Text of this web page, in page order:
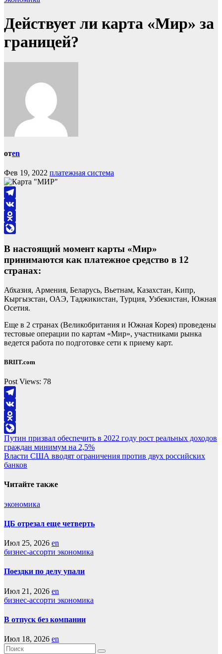
Действует ли карта «Мир» за
границей?
отen
Фев 19, 2022 платежная система
Telegram
VK
Odnoklassniki
В настоящий момент карты «Мир»
принимаются как платежное средство в 12
странах:
Абхазия, Армения, Беларусь, Вьетнам, Казахстан, Кипр,
Кыргызстан, ОАЭ, Таджикистан, Турция, Узбекистан, Южная
Осетия.
Еще в 2 странах (Великобритания и Южная Корея) проведены
тестовые операции по картам «Мир», участниками рынка
ведется работа по подготовке сети к приему карт.
BRIIT.com
Post Views: 78
Telegram
VK
Odnoklassniki
LiveJournal
Навигация
по
записям
Путин призвал обеспечить в 2022 году рост реальных доходов
граждан минимум на 2,5%
Власти США вводят ограничения против двух российских
банков
Читайте также
экономика
ЦБ отрезал еще четверть
Июл 25, 2026 en
бизнес-ассорти экономика
Поездки по делу упали
Июл 21, 2026 en
бизнес-ассорти экономика
В отпуск без компании
Июл 18, 2026 en